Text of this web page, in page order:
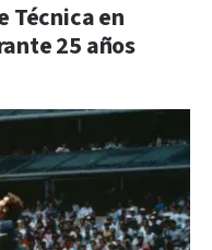
Técnica en
25 años